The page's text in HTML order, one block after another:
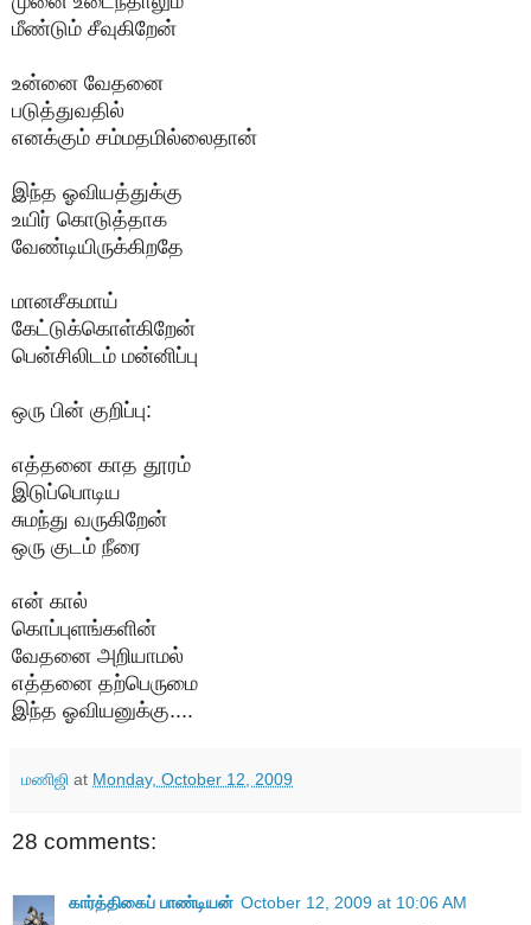
மீண்டும் சீவுகிறேன்
உன்னை வேதனை
படுத்துவதில்
எனக்கும் சம்மதமில்லைதான்
இந்த ஓவியத்துக்கு
உயிர் கொடுத்தாக
வேண்டியிருக்கிறதே
மானசீகமாய்
கேட்டுக்கொள்கிறேன்
பென்சிலிடம் மன்னிப்பு
ஒரு பின் குறிப்பு:
எத்தனை காத தூரம்
இடுப்பொடிய
சுமந்து வருகிறேன்
ஒரு குடம் நீரை
என் கால்
கொப்புளங்களின்
வேதனை அறியாமல்
எத்தனை தற்பெருமை
இந்த ஓவியனுக்கு....
மணிஜி at Monday, October 12, 2009
28 comments:
கார்த்திகைப் பாண்டியன் October 12, 2009 at 10:06 AM